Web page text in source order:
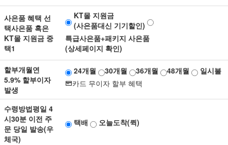
사은품 혜택 선
택사은품 혹은
KT몰 지원금 중
택1
KT몰 지원금
(사은품대신 기기할인)
특급사은품+패키지 사은품
(상세페이지 확인)
할부개월연
5.9% 할부이자
발생
24개월 30개월 36개월 48개월
일시불
카드 무이자 할부 혜택
수령방법평일 4
시30분 이전 주
문 당일 발송(우
체국)
택배 오늘도착(퀵)